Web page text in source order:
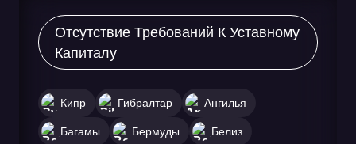
Отсутствие Требований К Уставному
Капиталу
Кипр Гибралтар Ангилья
Багамы Бермуды Белиз